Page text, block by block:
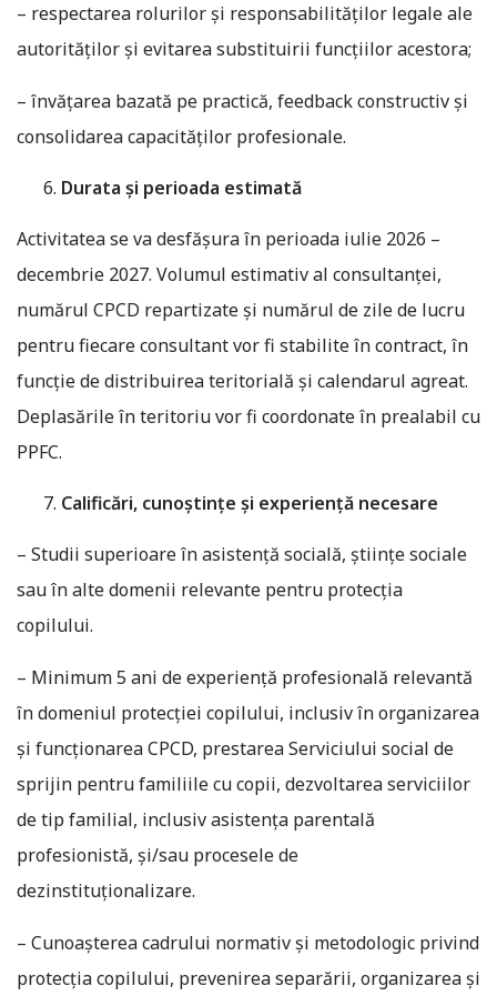
– respectarea rolurilor și responsabilităților legale ale
autorităților și evitarea substituirii funcțiilor acestora;
– învățarea bazată pe practică, feedback constructiv și
consolidarea capacităților profesionale.
Durata și perioada estimată
Activitatea se va desfășura în perioada iulie 2026 –
decembrie 2027. Volumul estimativ al consultanței,
numărul CPCD repartizate și numărul de zile de lucru
pentru fiecare consultant vor fi stabilite în contract, în
funcție de distribuirea teritorială și calendarul agreat.
Deplasările în teritoriu vor fi coordonate în prealabil cu
PPFC.
Calificări, cunoștințe și experiență necesare
– Studii superioare în asistență socială, științe sociale
sau în alte domenii relevante pentru protecția
copilului.
– Minimum 5 ani de experiență profesională relevantă
în domeniul protecției copilului, inclusiv în organizarea
și funcționarea CPCD, prestarea Serviciului social de
sprijin pentru familiile cu copii, dezvoltarea serviciilor
de tip familial, inclusiv asistența parentală
profesionistă, și/sau procesele de
dezinstituționalizare.
– Cunoașterea cadrului normativ și metodologic privind
protecția copilului, prevenirea separării, organizarea și